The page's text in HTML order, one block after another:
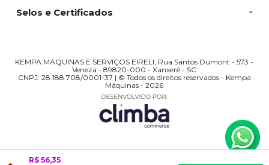
Selos e Certificados
KEMPA MAQUINAS E SERVIÇOS EIRELI, Rua Santos Dumont - 573 -
Veneza - 89820-000 - Xanxerê - SC
CNPJ: 28.188.708/0001-37 | © Todos os direitos reservados - Kempa
Máquinas - 2026
R$ 56,35